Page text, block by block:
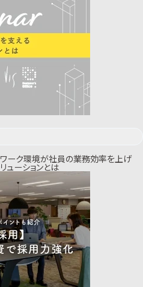
ワーク環境が社員の業務効率を上げ
ューションとは